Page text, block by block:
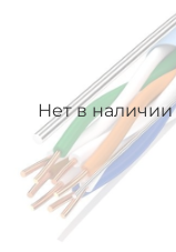
Нет в наличии